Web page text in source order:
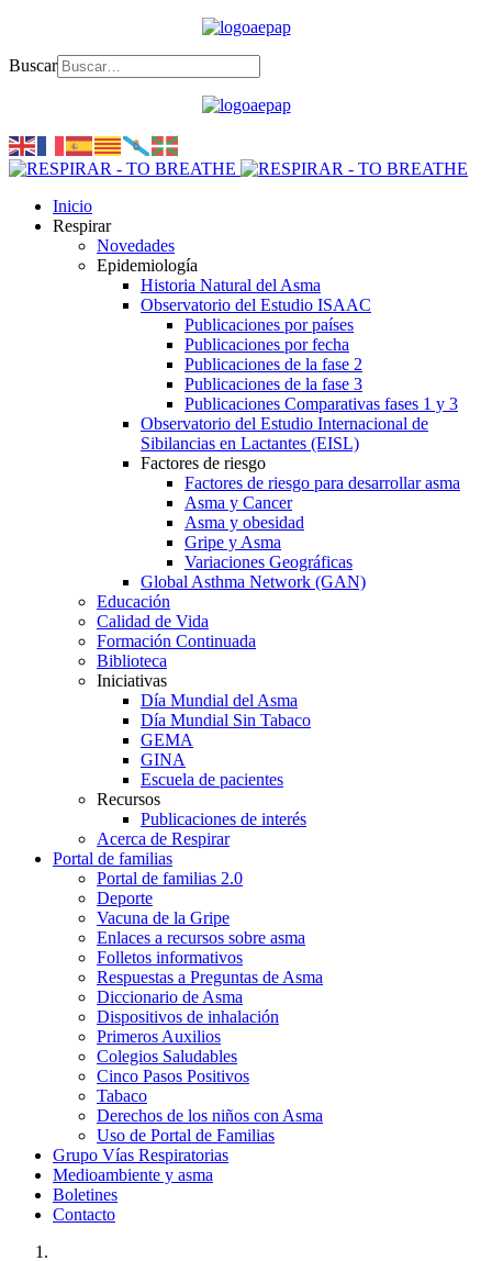
Buscar
Inicio
Respirar
Novedades
Epidemiología
Historia Natural del Asma
Observatorio del Estudio ISAAC
Publicaciones por países
Publicaciones por fecha
Publicaciones de la fase 2
Publicaciones de la fase 3
Publicaciones Comparativas fases 1 y 3
Observatorio del Estudio Internacional de
Sibilancias en Lactantes (EISL)
Factores de riesgo
Factores de riesgo para desarrollar asma
Asma y Cancer
Asma y obesidad
Gripe y Asma
Variaciones Geográficas
Global Asthma Network (GAN)
Educación
Calidad de Vida
Formación Continuada
Biblioteca
Iniciativas
Día Mundial del Asma
Día Mundial Sin Tabaco
GEMA
GINA
Escuela de pacientes
Recursos
Publicaciones de interés
Acerca de Respirar
Portal de familias
Portal de familias 2.0
Deporte
Vacuna de la Gripe
Enlaces a recursos sobre asma
Folletos informativos
Respuestas a Preguntas de Asma
Diccionario de Asma
Dispositivos de inhalación
Primeros Auxilios
Colegios Saludables
Cinco Pasos Positivos
Tabaco
Derechos de los niños con Asma
Uso de Portal de Familias
Grupo Vías Respiratorias
Medioambiente y asma
Boletines
Contacto